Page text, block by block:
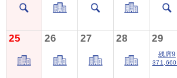
25 26 27 28 29
残席9
371,660